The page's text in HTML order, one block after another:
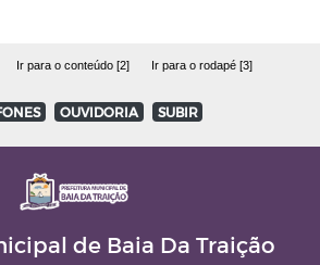
ADMINISTRATIVA DE
TERMO DE POSSE
Aviso de Licitação
Ir para o conteúdo [2] Ir para o rodapé [3]
OUVIDORIA SUBIR
de Baia Da Traição